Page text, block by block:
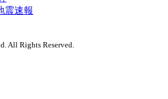
震速報
All Rights Reserved.